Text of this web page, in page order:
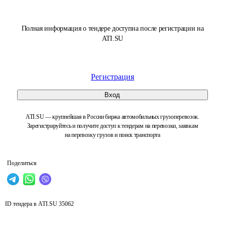
Полная информация о тендере доступна после регистрации на
ATI.SU
Регистрация
Вход
ATI.SU — крупнейшая в России биржа автомобильных грузоперевозок.
Зарегистрируйтесь и получите доступ к тендерам на перевозки, заявкам
на перевозку грузов и поиск транспорта
Поделиться
ID тендера в ATI.SU 35062